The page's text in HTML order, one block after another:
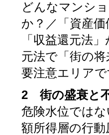
どんなマンシ
か？／「資産
「収益還元法
元法で「街の
要注意エリア
2 街の盛衰と
危険水位では
額所得層の行